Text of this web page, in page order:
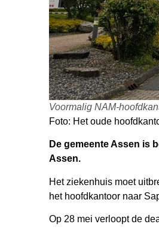
Voormalig NAM-
Foto: Het oude
De gemeente Assen is
Assen.
Het ziekenhuis moet
het hoofdkantoor naar
Op 28 mei verloopt de